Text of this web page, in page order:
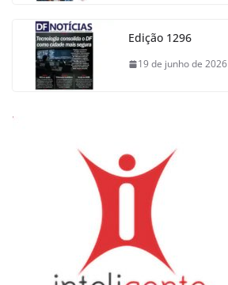
Edição 1296
19 de junho de 2026